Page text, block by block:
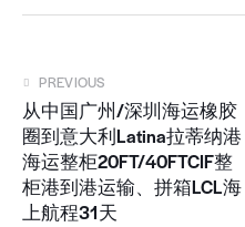
PREVIOUS
从中国广州/深圳海运橡胶
圈到意大利Latina拉蒂纳港
海运整柜20FT/40FTCIF整
柜港到港运输、拼箱LCL海
上航程31天